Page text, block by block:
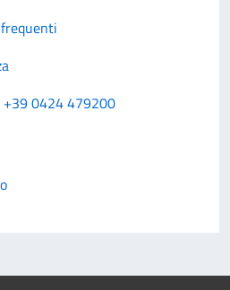
+39 0424 479200